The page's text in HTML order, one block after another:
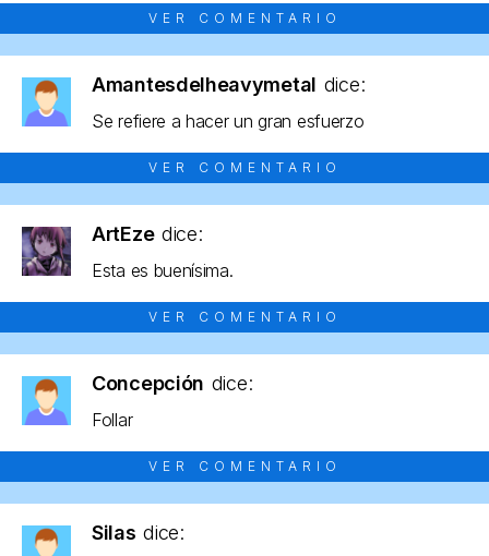
VER COMENTARIO
Amantesdelheavymetal dice:
Se refiere a hacer un gran esfuerzo
VER COMENTARIO
ArtEze dice:
Esta es buenísima.
VER COMENTARIO
Concepción dice:
Follar
VER COMENTARIO
Silas dice: